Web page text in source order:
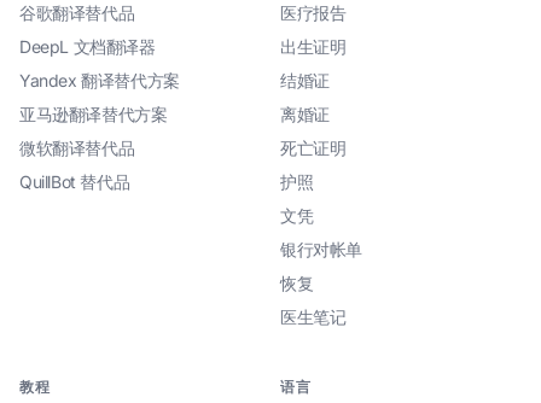
谷歌翻译替代品
DeepL 文档翻译器
Yandex 翻译替代方案
亚马逊翻译替代方案
微软翻译替代品
QuillBot 替代品
医疗报告
出生证明
结婚证
离婚证
死亡证明
护照
文凭
银行对帐单
恢复
医生笔记
教程 语言